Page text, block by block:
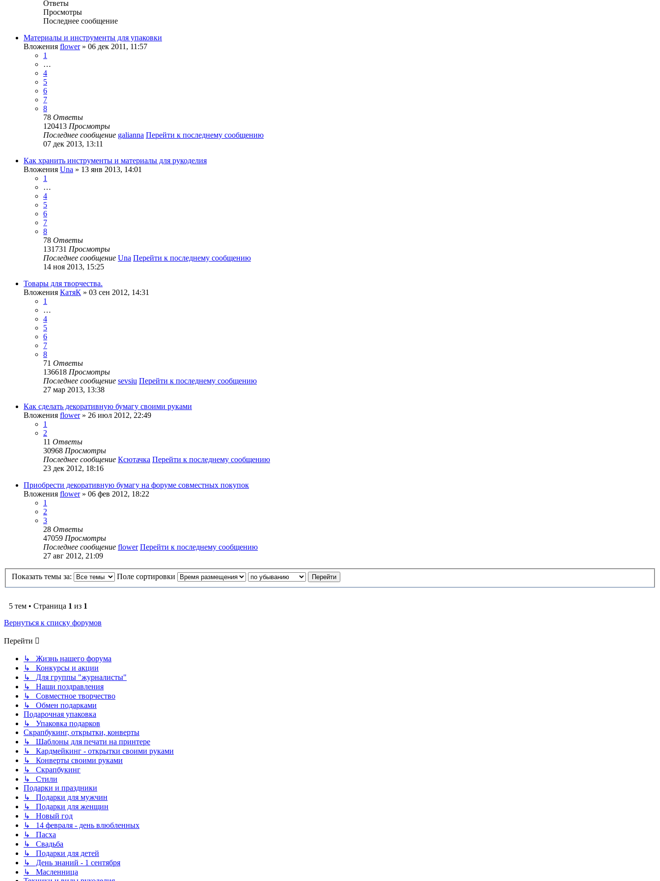
Ответы
Просмотры
Последнее сообщение
Материалы и инструменты для упаковки
Вложения flower» 06 дек 2011, 11:57
1
…
4
5
6
7
8
78 Ответы
120413 Просмотры
Последнее сообщение galianna Перейти к последнему сообщению
07 дек 2013, 13:11
Как хранить инструменты и материалы для рукоделия
Вложения Una » 13 янв 2013, 14:01
1
…
4
5
6
7
8
78 Ответы
131731 Просмотры
Последнее сообщение Una Перейти к последнему сообщению
14 ноя 2013, 15:25
Товары для творчества.
Вложения КатяК » 03 сен 2012, 14:31
1
…
4
5
6
7
8
71 Ответы
136618 Просмотры
Последнее сообщение sevsiu Перейти к последнему сообщению
27 мар 2013, 13:38
Как сделать декоративную бумагу своими руками
Вложения flower» 26 июл 2012, 22:49
1
2
11 Ответы
30968 Просмотры
Последнее сообщение Ксютачка Перейти к последнему сообщению
23 дек 2012, 18:16
Приобрести декоративную бумагу на форуме совместных покупок
Вложения flower» 06 фев 2012, 18:22
1
2
3
28 Ответы
47059 Просмотры
Последнее сообщение flower Перейти к последнему сообщению
27 авг 2012, 21:09
Показать темы за: Поле сортировки
5 тем • Страница 1 из 1
Вернуться к списку форумов
Перейти
↳ Жизнь нашего форума
↳ Конкурсы и акции
↳ Для группы "журналисты"
↳ Наши поздравления
↳ Совместное творчество
↳ Обмен подарками
Подарочная упаковка
↳ Упаковка подарков
Скрапбукинг, открытки, конверты
↳ Шаблоны для печати на принтере
↳ Кардмейкинг - открытки своими руками
↳ Конверты своими руками
↳ Скрапбукинг
↳ Стили
Подарки и праздники
↳ Подарки для мужчин
↳ Подарки для женщин
↳ Новый год
↳ 14 февраля - день влюбленных
↳ Пасха
↳ Свадьба
↳ Подарки для детей
↳ День знаний - 1 сентября
↳ Масленница